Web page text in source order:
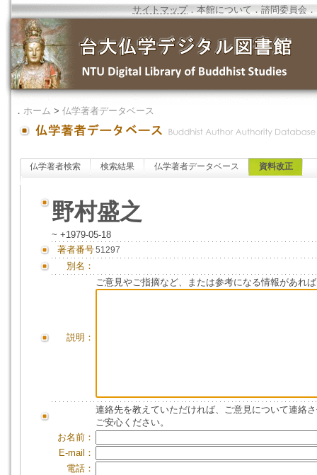
サイトマップ．本館について ．諮問委員会 ．
． ホーム > 仏学著者データベース
仏学著者検索 検索結果 仏学著者データベース 資料改正
野村盛之
~ +1979-05-18
著者番号51297
別名：
説明：
ご意見やご指摘など、または参考になる情報があれ
連絡先を教えていただければ、ご意見について連絡
ご安心ください。
お名前：
E-mail：
電話：